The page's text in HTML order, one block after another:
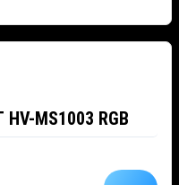
HV-MS1003 RGB